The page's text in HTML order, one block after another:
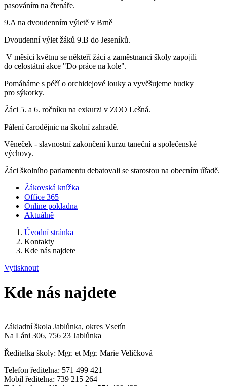
pasováním na čtenáře.
9.A na dvoudenním výletě v Brně
Dvoudenní výlet žáků 9.B do Jeseníků.
V měsíci květnu se někteří žáci a zaměstnanci školy zapojili
do celostátní akce "Do práce na kole".
Pomáháme s péčí o orchidejové louky a vyvěšujeme budky
pro sýkorky.
Žáci 5. a 6. ročníku na exkurzi v ZOO Lešná.
Pálení čarodějnic na školní zahradě.
Věneček - slavnostní zakončení kurzu taneční a společenské
výchovy.
Žáci školního parlamentu debatovali se starostou na obecním úřadě.
Žákovská knížka
Office 365
Online pokladna
Aktuálně
Úvodní stránka
Kontakty
Kde nás najdete
Vytisknout
Kde nás najdete
Základní škola Jablůnka, okres Vsetín
Na Láni 306, 756 23 Jablůnka
Ředitelka školy: Mgr. et Mgr. Marie Veličková
Telefon ředitelna: 571 499 421
Mobil ředitelna: 739 215 264